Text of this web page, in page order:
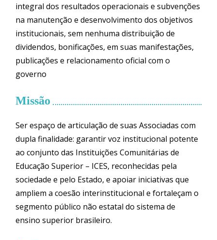
integral dos resultados operacionais e subvenções
na manutenção e desenvolvimento dos objetivos
institucionais, sem nenhuma distribuição de
dividendos, bonificações, em suas manifestações,
publicações e relacionamento oficial com o
governo
Missão
Ser espaço de articulação de suas Associadas com
dupla finalidade: garantir voz institucional potente
ao conjunto das Instituições Comunitárias de
Educação Superior – ICES, reconhecidas pela
sociedade e pelo Estado, e apoiar iniciativas que
ampliem a coesão interinstitucional e fortaleçam o
segmento público não estatal do sistema de
ensino superior brasileiro.